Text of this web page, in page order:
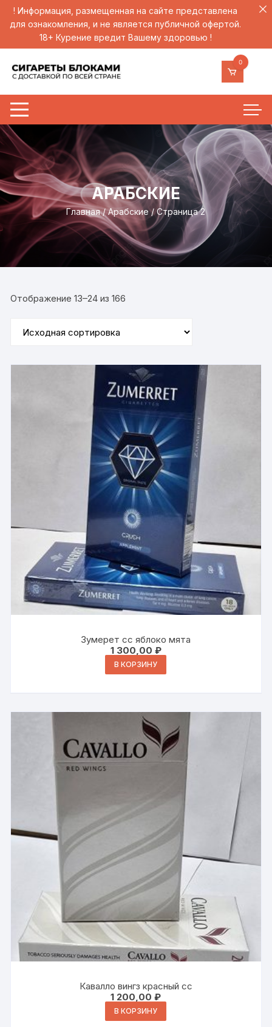
! Информация, размещенная на сайте представлена
для ознакомления, и не является публичной офертой.
18+ Курение вредит Вашему здоровью !
содержимому
0
АРАБСКИЕ
Главная/Арабские/ Страница 2
Отображение 13–24 из 166
Зумерет сс яблоко мята
1 300,00 ₽
В КОРЗИНУ
Кавалло вингз красный сс
1 200,00₽
В КОРЗИНУ